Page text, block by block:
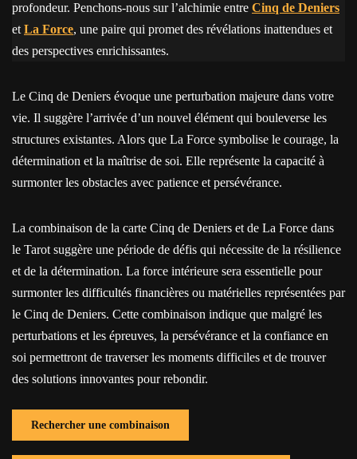
profondeur. Penchons-nous sur l’alchimie entre Cinq de Deniers
et La Force, une paire qui promet des révélations inattendues et
des perspectives enrichissantes.
Le Cinq de Deniers évoque une perturbation majeure dans votre
vie. Il suggère l’arrivée d’un nouvel élément qui bouleverse les
structures existantes. Alors que La Force symbolise le courage, la
détermination et la maîtrise de soi. Elle représente la capacité à
surmonter les obstacles avec patience et persévérance.
La combinaison de la carte Cinq de Deniers et de La Force dans
le Tarot suggère une période de défis qui nécessite de la résilience
et de la détermination. La force intérieure sera essentielle pour
surmonter les difficultés financières ou matérielles représentées par
le Cinq de Deniers. Cette combinaison indique que malgré les
perturbations et les épreuves, la persévérance et la confiance en
soi permettront de traverser les moments difficiles et de trouver
des solutions innovantes pour rebondir.
Rechercher une combinaison